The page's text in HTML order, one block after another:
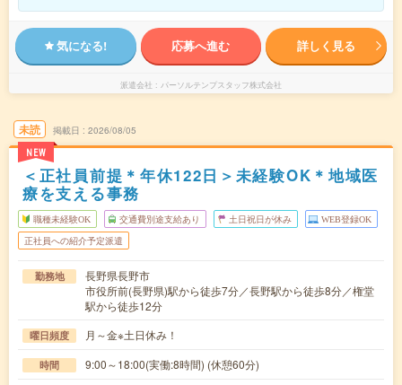
気になる! 応募へ進む 詳しく見る
派遣会社 パーソルテンプスタッフ株式会社
未読
NEW
掲載日 2026/08/05
＜正社員前提＊年休122日＞未経験OK＊地域医
療を支える事務
職種未経験OK 交通費別途支給あり 土日祝日が休み WEB登録OK
正社員への紹介予定派遣
勤務地
長野県長野市
市役所前(長野県)駅から徒歩7分／長野駅から徒歩8分／権堂
駅から徒歩12分
曜日頻度 月～金※土日休み！
時間 9:00～18:00(実働:8時間) (休憩60分)